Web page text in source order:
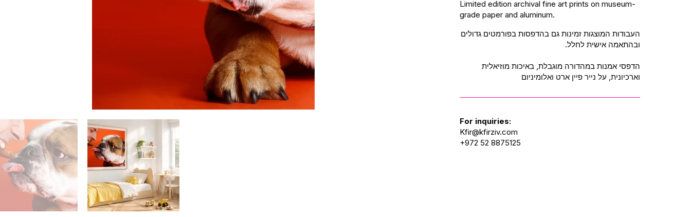
Limited edition archival fine art prints on museum-
grade paper and aluminum.
העבודות המוצגות זמינות גם בהדפסות בפורמטים גדולים
ובהתאמה אישית לחלל.
הדפסי אמנות במהדורה מוגבלת, באיכות מוזיאלית
וארכיונית, על נייר פיין ארט ואלומיניום
For inquiries:
Kfir@kfirziv.com
+972 52 8875125